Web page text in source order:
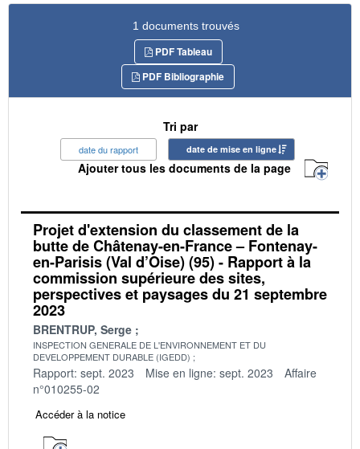
1 documents trouvés
PDF Tableau
PDF Bibliographie
Tri par
date du rapport date de mise en ligne
Ajouter tous les documents de la page
Projet d'extension du classement de la
butte de Châtenay-en-France – Fontenay-
en-Parisis (Val d’Oise) (95) - Rapport à la
commission supérieure des sites,
perspectives et paysages du 21 septembre
2023
BRENTRUP, Serge
INSPECTION GENERALE DE L'ENVIRONNEMENT ET DU
DEVELOPPEMENT DURABLE (IGEDD)
Rapport: sept. 2023 Mise en ligne: sept. 2023
Affaire
n°010255-02
Accéder à la notice